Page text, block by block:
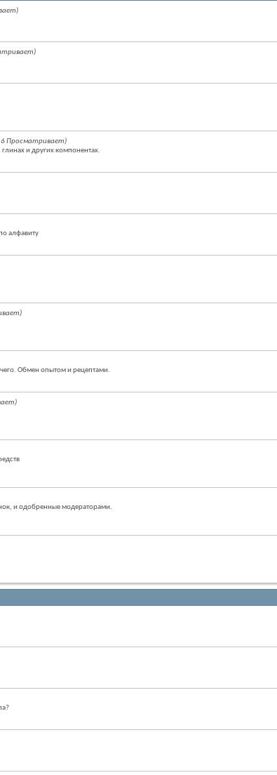
Просматривает)
и других компонентах.
алфавиту
Обмен опытом и рецептами.
и одобренные модераторами.